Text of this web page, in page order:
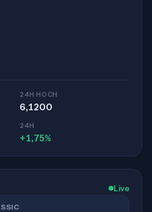
24H HOCH
6,1200
24H
+1,75%
Live